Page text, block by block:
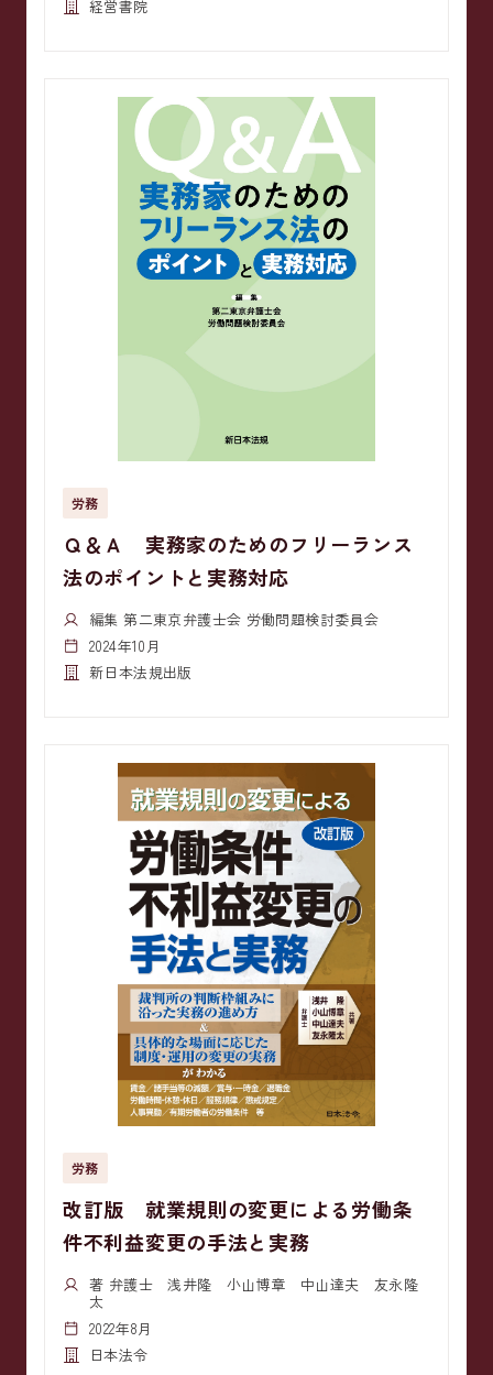
経営書院
労務
Ｑ＆Ａ 実務家のためのフリーランス
法のポイントと実務対応
編集 第二東京弁護士会 労働問題検討委員会
2024年10月
新日本法規出版
労務
改訂版 就業規則の変更による労働条
件不利益変更の手法と実務
著 弁護士 浅井隆 小山博章 中山達夫 友永隆
太
2022年8月
日本法令